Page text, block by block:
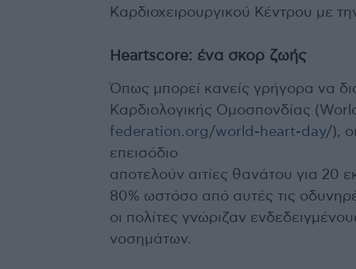
Καρδιοχειρουργικού Κέντρου με
Heartscore: ένα σκορ ζωής
Όπως μπορεί κανείς γρήγορα να
Καρδιολογικής Ομοσπονδίας
federation.org/world-heart-day/),
επεισόδιο
αποτελούν αιτίες θανάτου για 20
80% ωστόσο από αυτές τις
οι πολίτες γνώριζαν
νοσημάτων.